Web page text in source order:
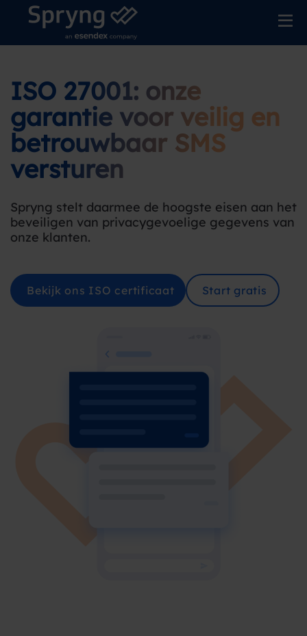
ISO 27001: onze
garantie voor veilig en
betrouwbaar SMS
versturen
Spryng stelt daarmee de hoogste eisen aan het
beveiligen van privacygevoelige gegevens van
onze klanten.
Bekijk ons ISO certificaat Start gratis